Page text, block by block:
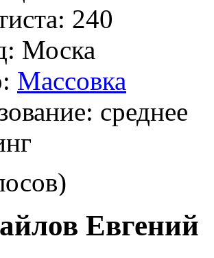
240
Моска
Массовка
среднее
Евгений